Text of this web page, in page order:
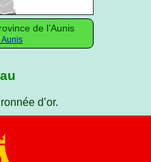
de l’Aunis
Aunis
d’or.